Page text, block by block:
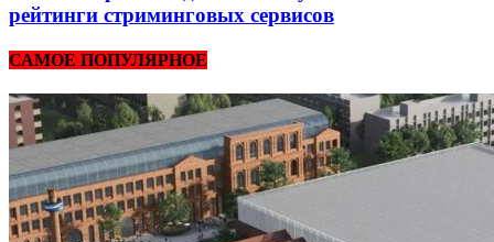
рейтинги стриминговых сервисов
САМОЕ ПОПУЛЯРНОЕ